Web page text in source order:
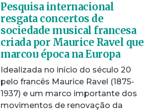
Pesquisa internacional
resgata concertos de
sociedade musical francesa
criada por Maurice Ravel que
marcou época na Europa
Idealizada no início do século 20
pelo francês Maurice Ravel (1875-
1937) e um marco importante dos
movimentos de renovação da